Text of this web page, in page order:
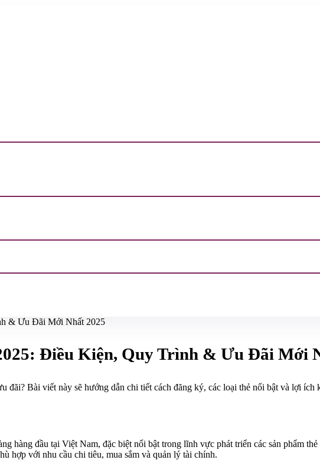
& Ưu Đãi Mới Nhất 2025
Điều Kiện, Quy Trình & Ưu Đãi Mới
đãi? Bài viết này sẽ hướng dẫn chi tiết cách đăng ký, các loại thẻ nổi bật và lợi
hàng đầu tại Việt Nam, đặc biệt nổi bật trong lĩnh vực phát triển các sản phẩm
hợp với nhu cầu chi tiêu, mua sắm và quản lý tài chính.